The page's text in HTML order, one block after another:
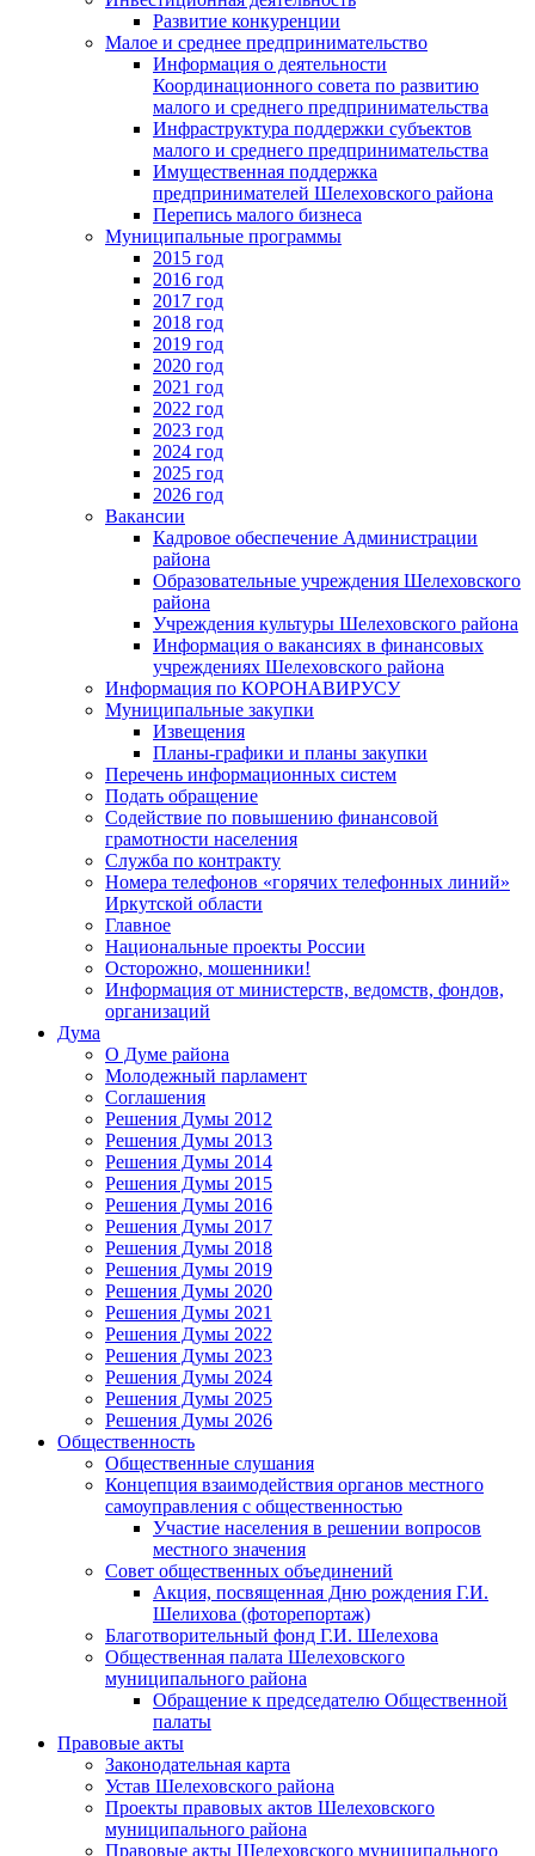
Развитие конкуренции
Малое и среднее предпринимательство
Информация о деятельности
Координационного совета по развитию
малого и среднего предпринимательства
Инфраструктура поддержки субъектов
малого и среднего предпринимательства
Имущественная поддержка
предпринимателей Шелеховского района
Перепись малого бизнеса
Муниципальные программы
2015 год
2016 год
2017 год
2018 год
2019 год
2020 год
2021 год
2022 год
2023 год
2024 год
2025 год
2026 год
Вакансии
Кадровое обеспечение Администрации
района
Образовательные учреждения Шелеховского
района
Учреждения культуры Шелеховского района
Информация о вакансиях в финансовых
учреждениях Шелеховского района
Информация по КОРОНАВИРУСУ
Муниципальные закупки
Извещения
Планы-графики и планы закупки
Перечень информационных систем
Подать обращение
Содействие по повышению финансовой
грамотности населения
Служба по контракту
Номера телефонов «горячих телефонных линий»
Иркутской области
Главное
Национальные проекты России
Осторожно, мошенники!
Информация от министерств, ведомств, фондов,
организаций
Дума
О Думе района
Молодежный парламент
Соглашения
Решения Думы 2012
Решения Думы 2013
Решения Думы 2014
Решения Думы 2015
Решения Думы 2016
Решения Думы 2017
Решения Думы 2018
Решения Думы 2019
Решения Думы 2020
Решения Думы 2021
Решения Думы 2022
Решения Думы 2023
Решения Думы 2024
Решения Думы 2025
Решения Думы 2026
Общественность
Общественные слушания
Концепция взаимодействия органов местного
самоуправления с общественностью
Участие населения в решении вопросов
местного значения
Совет общественных объединений
Акция, посвященная Дню рождения Г.И.
Шелихова (фоторепортаж)
Благотворительный фонд Г.И. Шелехова
Общественная палата Шелеховского
муниципального района
Обращение к председателю Общественной
палаты
Правовые акты
Законодательная карта
Устав Шелеховского района
Проекты правовых актов Шелеховского
муниципального района
Правовые акты Шелеховского муниципального